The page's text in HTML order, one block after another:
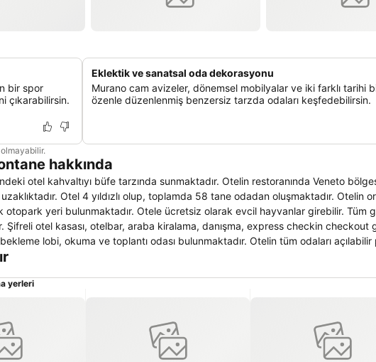
bir spor
çıkarabilirsin.
Eklektik ve sanatsal oda dekorasyonu
Murano cam avizeler, dönemsel mobilyalar ve iki farklı tarihi
özenle düzenlenmiş benzersiz tarzda odaları keşfedebilirsin.
hakkında
otel kahvaltıyı büfe tarzında sunmaktadır. Otelin restoranında Veneto
Otel 4 yıldızlı olup, toplamda 58 tane odadan oluşmaktadır. Otelin
otopark yeri bulunmaktadır. Otele ücretsiz olarak evcil hayvanlar girebilir. Tüm
otel kasası, otelbar, araba kiralama, danışma, express checkin checkout
lobi, okuma ve toplantı odası bulunmaktadır. Otelin tüm odaları açılabilir
gün yenilenen minibar, direkt telefon, merkezi ısıtma, televizyon, oturma ve
yerleri